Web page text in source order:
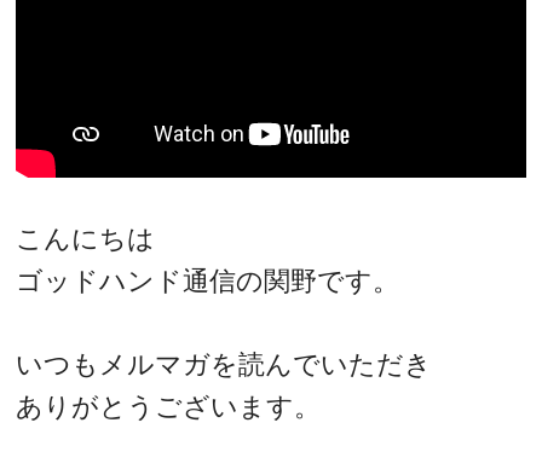
こんにちは
ゴッドハンド通信の関野です。
いつもメルマガを読んでいただき
ありがとうございます。